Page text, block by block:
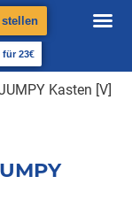
23€
Kasten [V]